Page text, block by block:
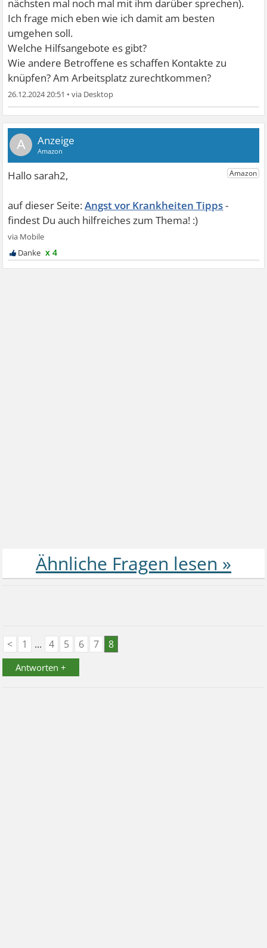
nächsten mal noch mal mit ihm darüber sprechen).
Ich frage mich eben wie ich damit am besten
umgehen soll.
Welche Hilfsangebote es gibt?
Wie andere Betroffene es schaffen Kontakte zu
knüpfen? Am Arbeitsplatz zurechtkommen?
26.12.2024 20:51 •
A
Angst vor Krankheiten Tipps
x 4
< 1 ... 4 5 6 7 8
Antworten +